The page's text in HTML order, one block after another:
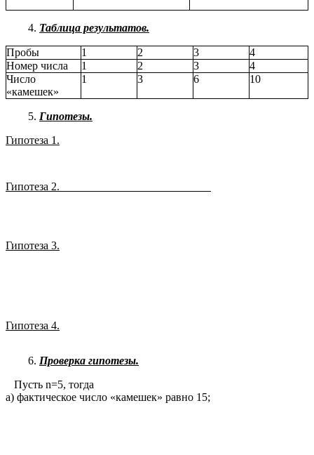
Таблица результатов.
Пробы 1 2 3
4
Номер числа
1 2 3
4
Число
«камешек»
1 3 6 10
Гипотезы.
Гипотеза 1.
Гипотеза 2.
Гипотеза 3.
Гипотеза 4.
Проверка гипотезы.
Пусть n=5, тогда
а) фактическое число «камешек» равно 15;